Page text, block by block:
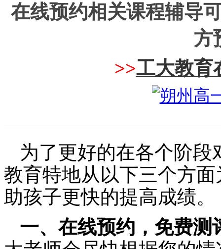
在线预约相关课程辅导
方
>>工大教育
为了更好的在各个阶
教育特地从以下三个方
助孩子更快的提高成绩。
一、在线预约，免费测